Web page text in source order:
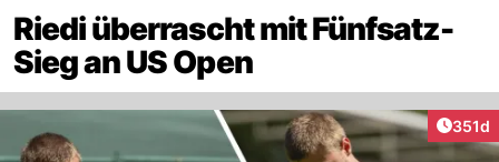
Riedi überrascht mit Fünfsatz-
Sieg an US Open
351d